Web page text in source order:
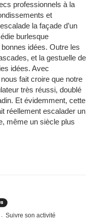
professionnels à la
et
la façade d’un
burlesque
idées. Outre les
et la gestuelle de
idées. Avec
fait croire que notre
très réussi, doublé
Et évidemment, cette
réellement escalader un
même un siècle plus
Suivre son activité